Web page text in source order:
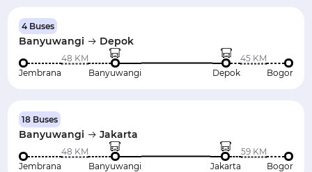
4 Buses
Banyuwangi Depok
Jembrana
48 KM
Banyuwangi
Depok
45 KM
Bogor
18 Buses
Banyuwangi Jakarta
Jembrana
48 KM
Banyuwangi
Jakarta
59 KM
Bogor